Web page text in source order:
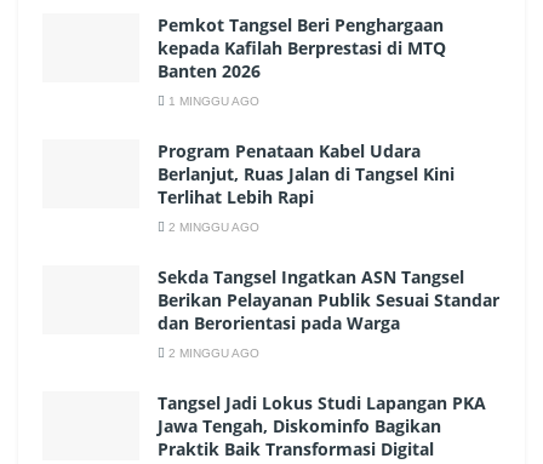
Pemkot Tangsel Beri Penghargaan
kepada Kafilah Berprestasi di MTQ
Banten 2026
1 MINGGU AGO
Program Penataan Kabel Udara
Berlanjut, Ruas Jalan di Tangsel Kini
Terlihat Lebih Rapi
2 MINGGU AGO
Sekda Tangsel Ingatkan ASN Tangsel
Berikan Pelayanan Publik Sesuai Standar
dan Berorientasi pada Warga
2 MINGGU AGO
Tangsel Jadi Lokus Studi Lapangan PKA
Jawa Tengah, Diskominfo Bagikan
Praktik Baik Transformasi Digital